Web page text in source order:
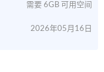
需要 6GB 可用空间
2026年05月16日